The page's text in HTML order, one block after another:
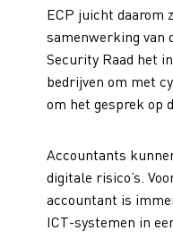
ECP juicht daarom
samenwerking van
Security Raad het
bedrijven om met
om het gesprek op
Accountants
digitale risico’s.
accountant is
ICT-systemen in